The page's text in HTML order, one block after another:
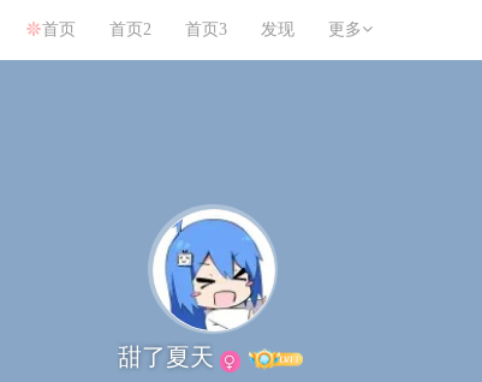
首页 首页2 首页3 发现 更多
甜了夏天